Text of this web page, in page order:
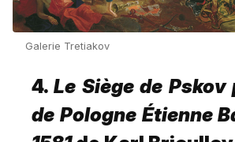
Galerie Tretiakov
4.Le Siège de Pskov
de Pologne Étienne